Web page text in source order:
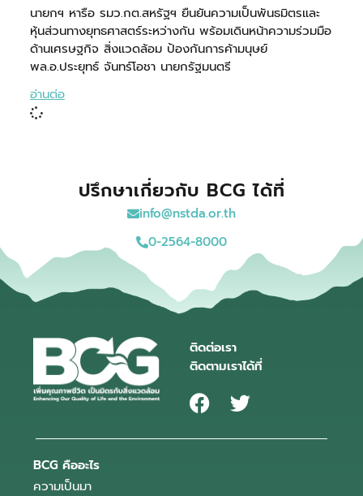
นายกฯ หารือ รมว.กต.สหรัฐฯ ยืนยันความเป็นพันธมิตรและ
หุ้นส่วนทางยุทธศาสตร์ระหว่างกัน พร้อมเดินหน้าความร่วมมือ
ด้านเศรษฐกิจ สิ่งแวดล้อม ป้องกันการค้ามนุษย์
พล.อ.ประยุทธ์ จันทร์โอชา นายกรัฐมนตรี
อ่านต่อ
ปรึกษาเกี่ยวกับ BCG ได้ที่
info@nstda.or.th
0-2564-8000
ติดต่อเรา
ติดตามเราได้ที่
BCG คืออะไร
ความเป็นมา